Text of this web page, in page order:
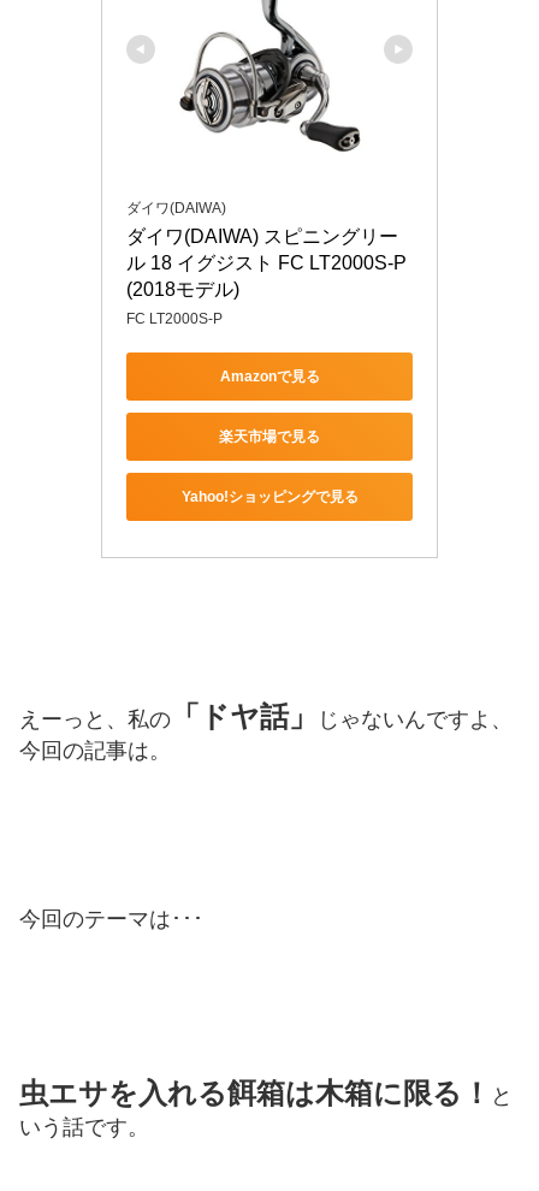
ダイワ(DAIWA)
ダイワ(DAIWA) スピニングリー
ル 18 イグジスト FC LT2000S-P
(2018モデル)
FC LT2000S-P
Amazonで見る
楽天市場で見る
Yahoo!ショッピングで見る
えーっと、私の 「ドヤ話」
じゃないんですよ、
今回の記事は。
今回のテーマは･･･
虫エサを入れる餌箱は木箱に限る！ と
いう話です。